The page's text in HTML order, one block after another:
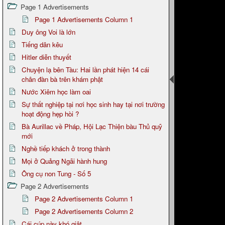
Page 1 Advertisements
Page 1 Advertisements Column 1
Duy ông Voi là lớn
Tiếng dân kêu
Hitler diễn thuyết
Chuyện lạ bên Tàu: Hai lần phát hiện 14 cái
chân đàn bà trên khám phật
Nước Xiêm học làm oai
Sự thất nghiệp tại nơi học sinh hay tại nơi trường
hoạt động hẹp hòi ?
Bà Aurillac về Pháp, Hội Lạc Thiện bàu Thủ quỹ
mới
Nghề tiếp khách ở trong thành
Mọi ở Quảng Ngãi hành hung
Ông cụ non Tung - Số 5
Page 2 Advertisements
Page 2 Advertisements Column 1
Page 2 Advertisements Column 2